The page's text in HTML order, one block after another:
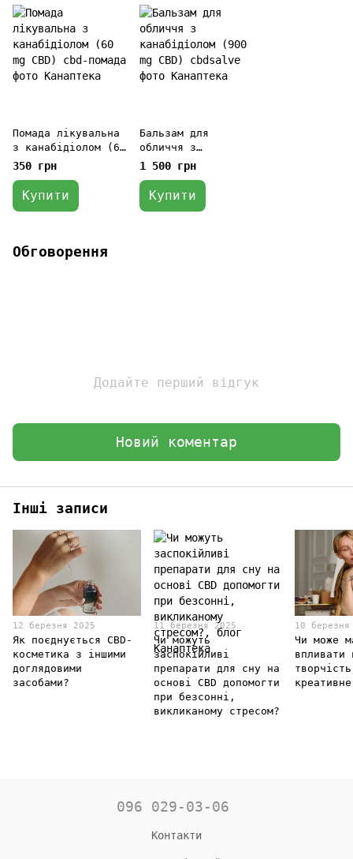
Помада лікувальна
з канабідіолом (60
mg CBD)
350 грн
Купити
Бальзам для
обличчя з
канабідіолом (900
1 500 грн
Купити
Обговорення
Додайте перший відгук
Новий коментар
Інші записи
12 березня 2025
Як поєднується CBD-
косметика з іншими
доглядовими
засобами?
11 березня 2025
Чи можуть
заспокійливі
препарати для сну на
основі CBD допомогти
при безсонні,
викликаному стресом?
10
Чи може
впливати
096 029-03-06
Контакти